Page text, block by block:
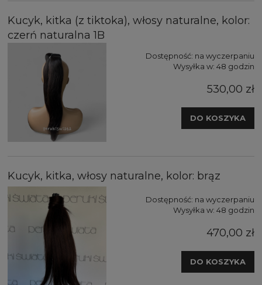
Kucyk, kitka (z tiktoka), włosy naturalne, kolor:
czerń naturalna 1B
Dostępność: na wyczerpaniu
Wysyłka w: 48 godzin
530,00 zł
DO KOSZYKA
Kucyk, kitka, włosy naturalne, kolor: brąz
Dostępność: na wyczerpaniu
Wysyłka w: 48 godzin
470,00 zł
DO KOSZYKA